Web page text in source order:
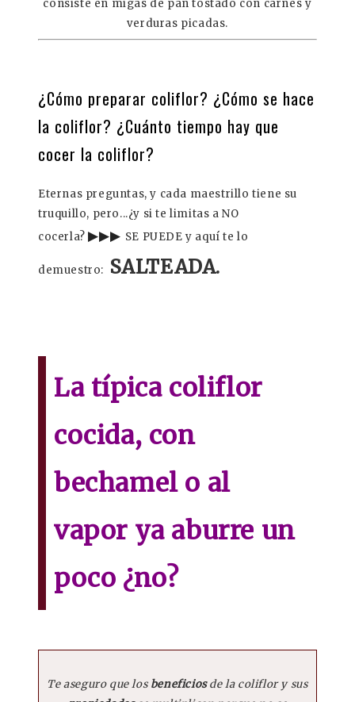
consiste en migas de pan tostado con carnes y
verduras picadas.
¿Cómo preparar coliflor? ¿Cómo se hace
la coliflor? ¿Cuánto tiempo hay que
cocer la coliflor?
Eternas preguntas, y cada maestrillo tiene su
truquillo, pero...¿y si te limitas a NO
cocerla?▶▶▶ SE PUEDE y aquí te lo
demuestro: SALTEADA.
La típica coliflor
cocida, con
bechamel o al
vapor ya aburre un
poco ¿no?
Te aseguro que los beneficiosde la coliflor y sus